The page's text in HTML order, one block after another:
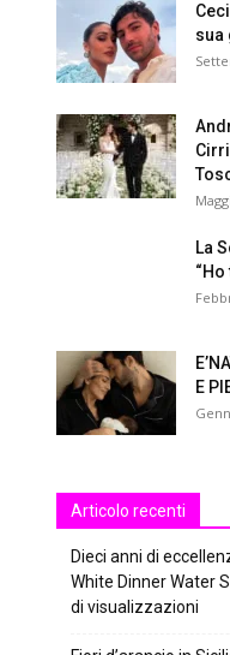
sua
La
E
Articolo recenti
Dieci anni di
White Dinner Water
di visualizzazioni